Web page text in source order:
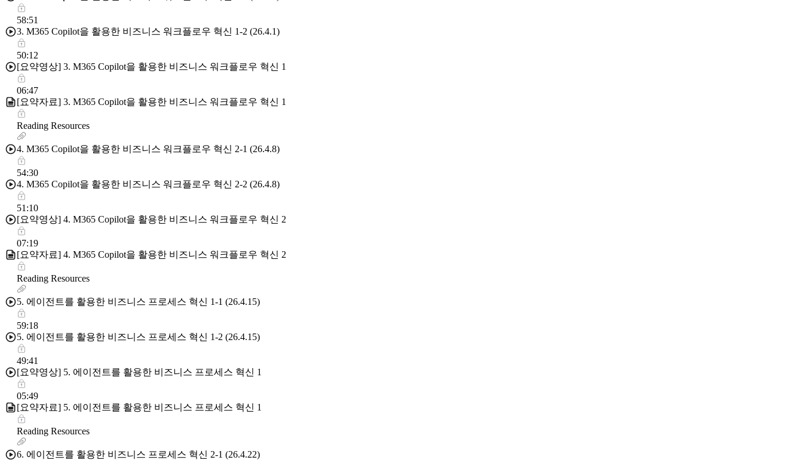
58:51
3. M365 Copilot을 활용한 비즈니스 워크플로우 혁신 1-2 (26.4.1)
50:12
[요약영상] 3. M365 Copilot을 활용한 비즈니스 워크플로우 혁신 1
06:47
[요약자료] 3. M365 Copilot을 활용한 비즈니스 워크플로우 혁신 1
Reading Resources
4. M365 Copilot을 활용한 비즈니스 워크플로우 혁신 2-1 (26.4.8)
54:30
4. M365 Copilot을 활용한 비즈니스 워크플로우 혁신 2-2 (26.4.8)
51:10
[요약영상] 4. M365 Copilot을 활용한 비즈니스 워크플로우 혁신 2
07:19
[요약자료] 4. M365 Copilot을 활용한 비즈니스 워크플로우 혁신 2
Reading Resources
5. 에이전트를 활용한 비즈니스 프로세스 혁신 1-1 (26.4.15)
59:18
5. 에이전트를 활용한 비즈니스 프로세스 혁신 1-2 (26.4.15)
49:41
[요약영상] 5. 에이전트를 활용한 비즈니스 프로세스 혁신 1
05:49
[요약자료] 5. 에이전트를 활용한 비즈니스 프로세스 혁신 1
Reading Resources
6. 에이전트를 활용한 비즈니스 프로세스 혁신 2-1 (26.4.22)